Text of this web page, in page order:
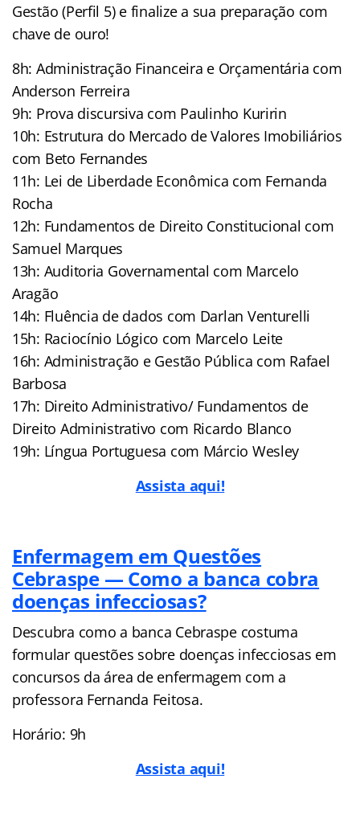
Gestão (Perfil 5) e finalize a sua preparação com
chave de ouro!
8h: Administração Financeira e Orçamentária com
Anderson Ferreira
9h: Prova discursiva com Paulinho Kuririn
10h: Estrutura do Mercado de Valores Imobiliários
com Beto Fernandes
11h: Lei de Liberdade Econômica com Fernanda
Rocha
12h: Fundamentos de Direito Constitucional com
Samuel Marques
13h: Auditoria Governamental com Marcelo
Aragão
14h: Fluência de dados com Darlan Venturelli
15h: Raciocínio Lógico com Marcelo Leite
16h: Administração e Gestão Pública com Rafael
Barbosa
17h: Direito Administrativo/ Fundamentos de
Direito Administrativo com Ricardo Blanco
19h: Língua Portuguesa com Márcio Wesley
Assista aqui!
Enfermagem em Questões
Cebraspe — Como a banca cobra
doenças infecciosas?
Descubra como a banca Cebraspe costuma
formular questões sobre doenças infecciosas em
concursos da área de enfermagem com a
professora Fernanda Feitosa.
Horário: 9h
Assista aqui!